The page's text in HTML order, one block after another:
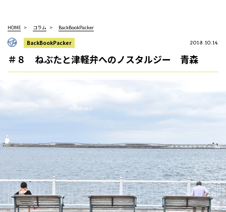
HOME コラム BackBookPacker
BackBookPacker 2018.10.14
＃８ ねぶたと津軽弁へのノスタルジー 青森